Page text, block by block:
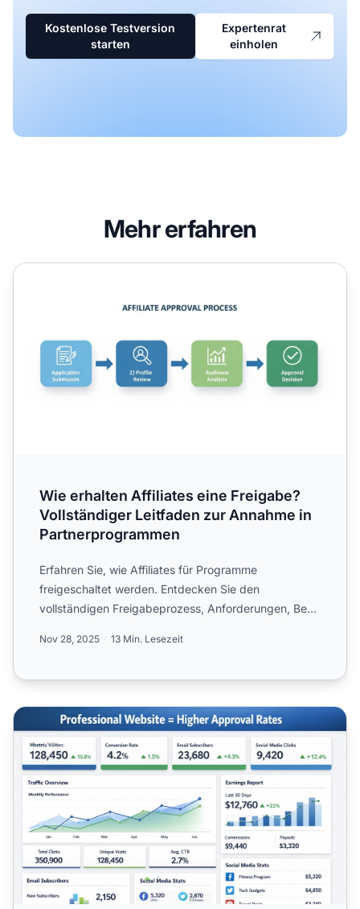
Kostenlose Testversion
starten
Expertenrat
einholen
Mehr erfahren
Wie erhalten Affiliates eine Freigabe? Vollständiger
Wie erhalten Affiliates eine Freigabe?
Vollständiger Leitfaden zur Annahme in
Partnerprogrammen
Erfahren Sie, wie Affiliates für Programme
freigeschaltet werden. Entdecken Sie den
vollständigen Freigabeprozess, Anforderungen, Best
Nov 28, 2025 13 Min. Lesezeit
Verbessern Sie Ihre Chancen, von Affiliate-Netzwerken